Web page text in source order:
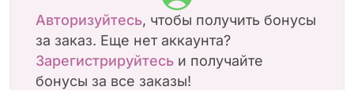
Авторизуйтесь, чтобы получить бонусы
за заказ. Еще нет аккаунта?
Зарегистрируйтесь и получайте
бонусы за все заказы!